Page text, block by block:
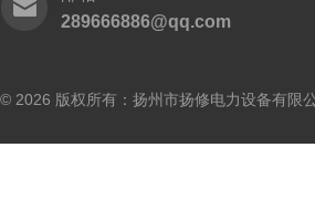
289666886@qq.com
© 2026 版权所有：扬州市扬修电力设备有限